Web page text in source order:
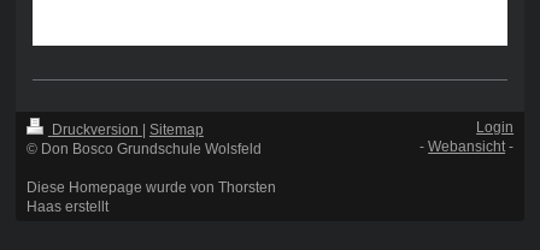
Druckversion | Sitemap
© Don Bosco Grundschule Wolsfeld
Diese Homepage wurde von Thorsten
Haas erstellt
Login
-Webansicht -